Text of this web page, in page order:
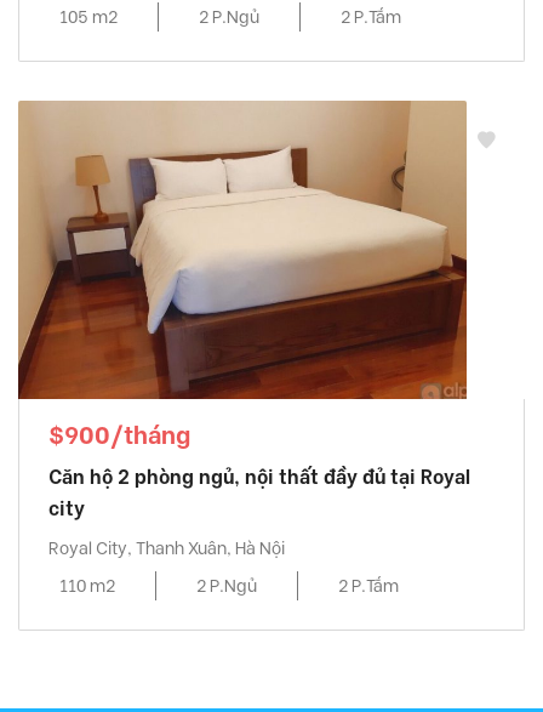
105 m2
2 P.Ngủ 2 P.Tắm
$900/tháng
Căn hộ 2 phòng ngủ, nội thất đầy đủ tại Royal
city
Royal City, Thanh Xuân, Hà Nội
110 m2
2 P.Ngủ 2 P.Tắm